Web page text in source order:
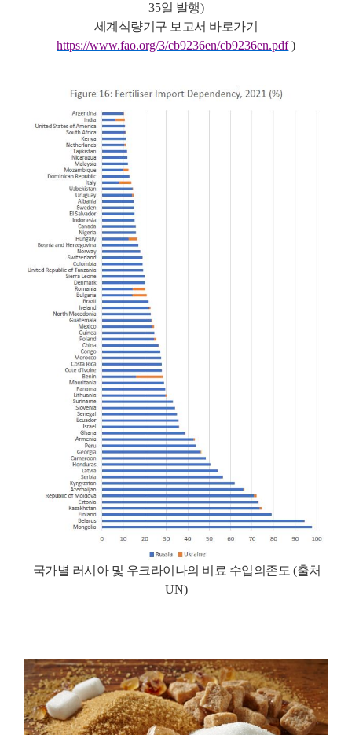
35일 발행)
세계식량기구 보고서 바로가기
https://www.fao.org/3/cb9236en/cb9236en.pdf )
국가별 러시아 및 우크라이나의 비료 수입의존도 (출처
UN)